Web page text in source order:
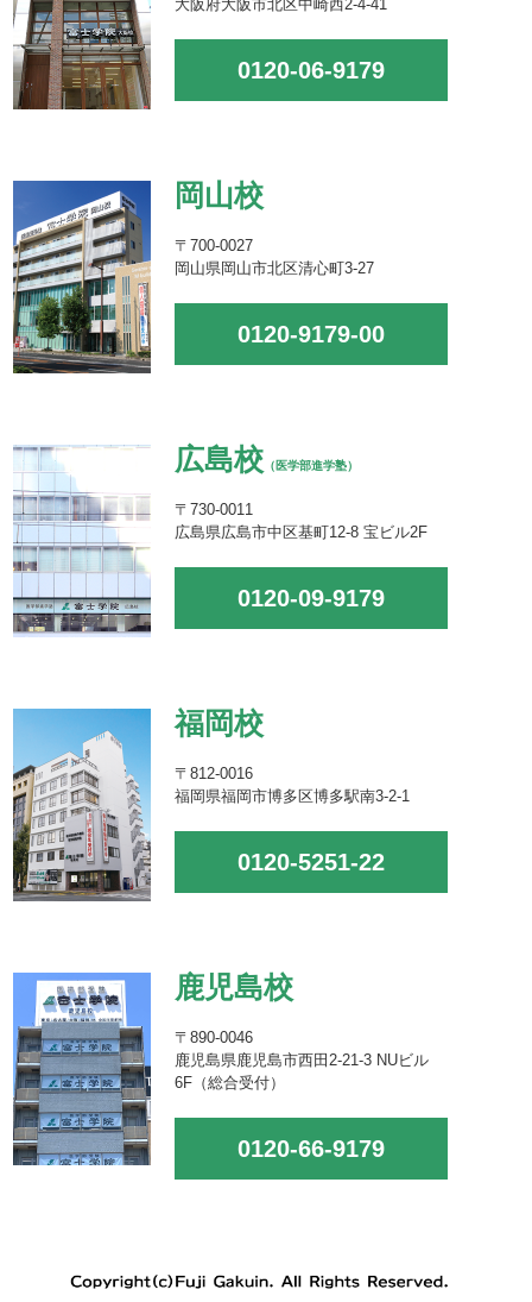
大阪府大阪市北区中崎西2-4-41
0120-06-9179
岡山校
〒700-0027
岡山県岡山市北区清心町3-27
0120-9179-00
広島校 （医学部進学塾）
〒730-0011
広島県広島市中区基町12-8 宝ビル2F
0120-09-9179
福岡校
〒812-0016
福岡県福岡市博多区博多駅南3-2-1
0120-5251-22
鹿児島校
〒890-0046
鹿児島県鹿児島市西田2-21-3 NUビル
6F（総合受付）
0120-66-9179